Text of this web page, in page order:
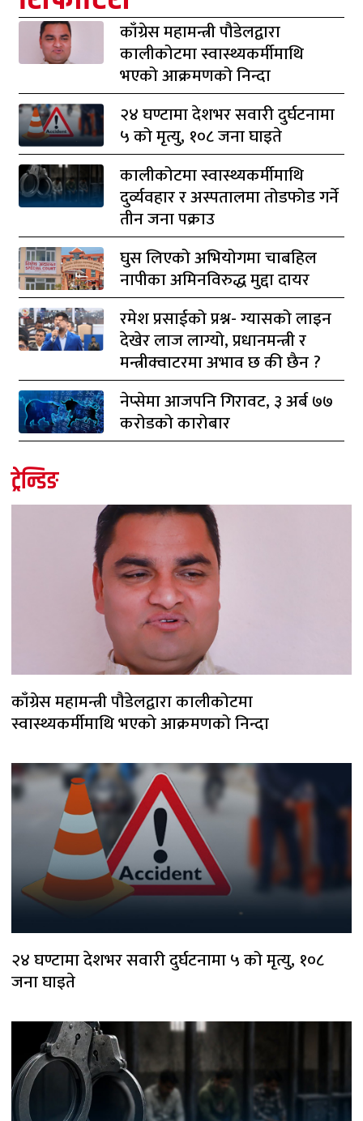
काँग्रेस महामन्त्री पौडेलद्वारा
कालीकोटमा स्वास्थ्यकर्मीमाथि
भएको आक्रमणको निन्दा
२४ घण्टामा देशभर सवारी दुर्घटनामा
५ को मृत्यु, १०८ जना घाइते
कालीकोटमा स्वास्थ्यकर्मीमाथि
दुर्व्यवहार र अस्पतालमा तोडफोड गर्ने
तीन जना पक्राउ
घुस लिएको अभियोगमा चाबहिल
नापीका अमिनविरुद्ध मुद्दा दायर
रमेश प्रसाईको प्रश्न- ग्यासको लाइन
देखेर लाज लाग्यो, प्रधानमन्त्री र
मन्त्रीक्वाटरमा अभाव छ की छैन ?
नेप्सेमा आजपनि गिरावट, ३ अर्ब ७७
करोडको कारोबार
ट्रेन्डिङ
काँग्रेस महामन्त्री पौडेलद्वारा कालीकोटमा
स्वास्थ्यकर्मीमाथि भएको आक्रमणको निन्दा
२४ घण्टामा देशभर सवारी दुर्घटनामा ५ को मृत्यु, १०८
जना घाइते